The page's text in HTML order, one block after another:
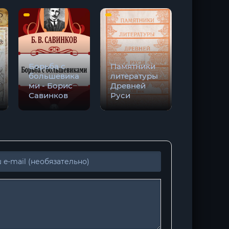
периода развития Руси
периода развития Руси
периода развития Руси
Борьба с
большевика
ми - Борис
Савинков
Памятники
литературы
Древней
Руси